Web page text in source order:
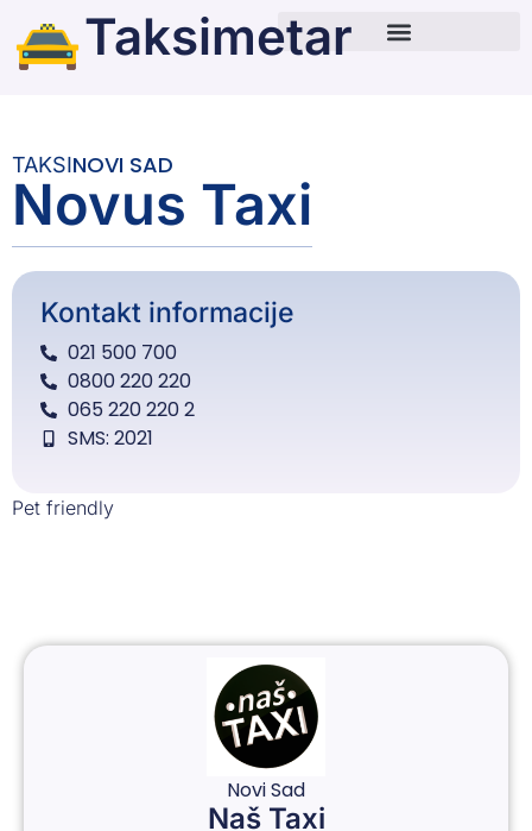
Taksimetar
TAKSINOVI SAD
Novus Taxi
Pet friendly
Kontakt informacije
021 500 700
0800 220 220
065 220 220 2
SMS: 2021
Novi Sad
Naš Taxi